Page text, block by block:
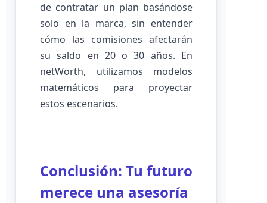
de contratar un plan basándose
solo en la marca, sin entender
cómo las comisiones afectarán
su saldo en 20 o 30 años. En
netWorth, utilizamos modelos
matemáticos para proyectar
estos escenarios.
Conclusión: Tu futuro
merece una asesoría